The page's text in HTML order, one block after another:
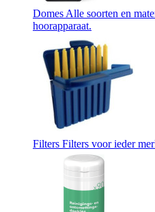
Domes Alle soorten en
hoorapparaat.
Filters Filters voor ieder